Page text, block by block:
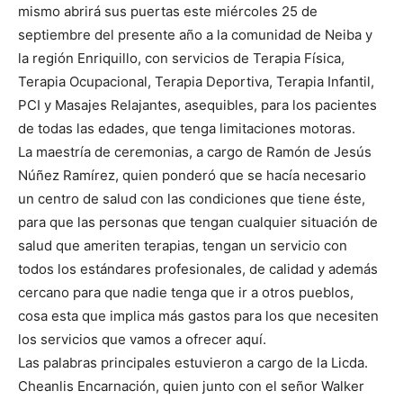
mismo abrirá sus puertas este miércoles 25 de
septiembre del presente año a la comunidad de Neiba y
la región Enriquillo, con servicios de Terapia Física,
Terapia Ocupacional, Terapia Deportiva, Terapia Infantil,
PCI y Masajes Relajantes, asequibles, para los pacientes
de todas las edades, que tenga limitaciones motoras.
La maestría de ceremonias, a cargo de Ramón de Jesús
Núñez Ramírez, quien ponderó que se hacía necesario
un centro de salud con las condiciones que tiene éste,
para que las personas que tengan cualquier situación de
salud que ameriten terapias, tengan un servicio con
todos los estándares profesionales, de calidad y además
cercano para que nadie tenga que ir a otros pueblos,
cosa esta que implica más gastos para los que necesiten
los servicios que vamos a ofrecer aquí.
Las palabras principales estuvieron a cargo de la Licda.
Cheanlis Encarnación, quien junto con el señor Walker